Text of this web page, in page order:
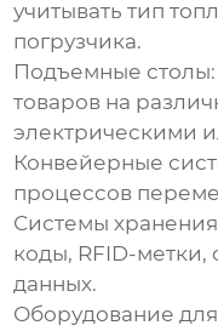
учитывать тип
погрузчика.
Подъемные столы:
товаров на
электрическими
Конвейерные
процессов
Системы
коды, RFID-
данных.
Оборудование